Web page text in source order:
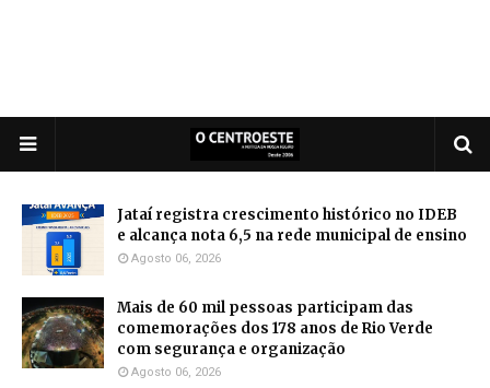
Jataí registra crescimento histórico no IDEB
e alcança nota 6,5 na rede municipal de ensino
Agosto 06, 2026
Mais de 60 mil pessoas participam das
comemorações dos 178 anos de Rio Verde
com segurança e organização
Agosto 06, 2026